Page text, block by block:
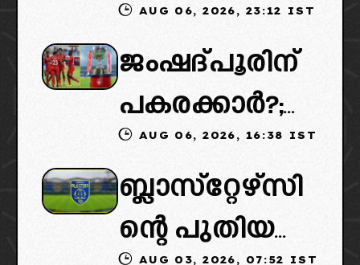
കൈമാറ്റത്തി
ൽ ട്വിസ്റ്റ്:
പുതിയ
ഉടമകളെത്താ
ൻ വൈകും,
കോടതിയുടെ
AUG 06, 2026, 23:12 IST
ജംഷദ്പൂരിന്
പകരക്കാർ?;
ഐഎസ്എല്ലി
ൽ പുതിയ
ടീമിനെ
AUG 06, 2026, 16:38 IST
ബ്ലാസ്‌റ്റേഴ്‌സി
ന്റെ പുതിയ
AUG 03, 2026, 07:52 IST